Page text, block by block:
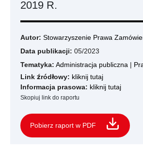
2019 R.
Autor: Stowarzyszenie Prawa
Data publikacji: 05/2023
Tematyka: Administracja publiczna |
Link źródłowy: kliknij tutaj
Informacja prasowa: kliknij tutaj
Skopiuj link do raportu
Pobierz raport w PDF